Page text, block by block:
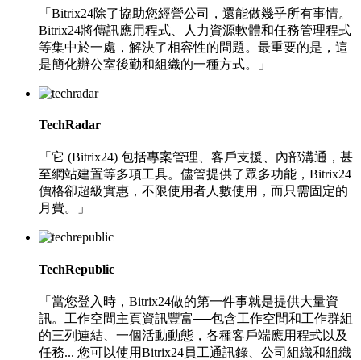
「Bitrix24除了協助您經營公司，還能做幾乎所有事情。
Bitrix24將傳訊應用程式、人力資源軟體和任務管理程式
等集中於一處，解決了相容性的問題。最重要的是，這
是簡化辦公室後勤和組織的一種方式。」
TechRadar
「它 (Bitrix24) 包括專案管理、客戶支援、內部溝通，甚
至網站建置等多項工具。儘管提供了眾多功能，Bitrix24
價格卻超級實惠，不限使用者人數使用，而只需固定的
月費。」
TechRepublic
「當您登入時，Bitrix24做的第一件事就是提供大量資
訊。工作空間主頁資訊豐富──包含工作空間和工作群組
的三列連結、一個活動動態，各種客戶端應用程式以及
任務... 您可以使用Bitrix24員工通訊錄、公司組織和組織